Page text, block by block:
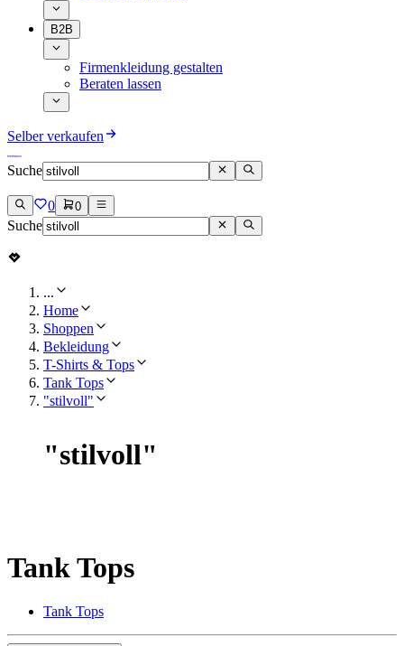
B2B
Firmenkleidung gestalten
Beraten lassen
Selber verkaufen
Suche
0 0
Suche
...
Home
Shoppen
Bekleidung
T-Shirts & Tops
Tank Tops
"stilvoll"
"stilvoll"
Tank Tops
Tank Tops